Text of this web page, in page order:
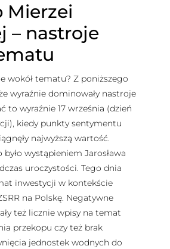
Mierzei
– nastroje
wokół tematu? Z poniższego
wyraźnie dominowały nastroje
to wyraźnie 17 września (dzień
kiedy punkty sentymentu
najwyższą wartość.
wystąpieniem Jarosława
uroczystości. Tego dnia
inwestycji w kontekście
na Polskę. Negatywne
też licznie wpisy na temat
przekopu czy też brak
jednostek wodnych do